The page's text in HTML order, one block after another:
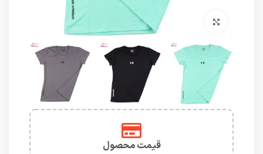
برای بزرگنمایی کلیک کنید
قیمت محصول